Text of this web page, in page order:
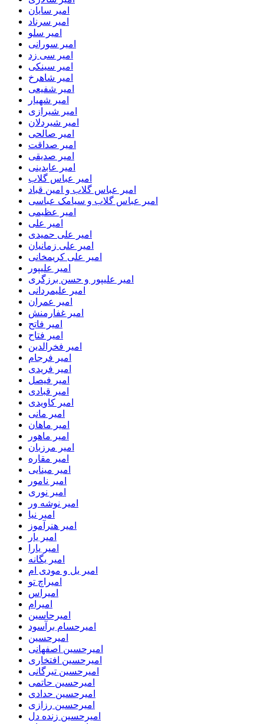
امیر سایان
امیر سرناد
امیر سلو
امیر سورانی
امیر سی زد
امیر سینکی
امیر شاهرخ
امیر شفیعی
امیر شهیار
امیر شیرازی
امیر شیردلان
امیر صالحی
امیر صداقت
امیر صدیقی
امیر عابدینی
امیر عباس گلاب
امیر عباس گلاب و امین قباد
امیر عباس گلاب و سیامک عباسی
امیر عظیمی
امیر علی
امیر علی حمیدی
امیر علی زمانیان
امیر علی کریمخانی
امیر علیپور
امیر علیپور و حسن برزگری
امیر علیمردانی
امیر عمران
امیر غفارمنش
امیر فاتح
امیر فتاح
امیر فخرالدین
امیر فرجام
امیر فریدی
امیر فیصل
امیر قبادی
امیر کاویدی
امیر مانی
امیر ماهان
امیر ماهور
امیر مرزبان
امیر مقاره
امیر مینایی
امیر نامور
امیر نوری
امیر نوشه ور
امیر نیا
امیر هنرآموز
امیر یار
امیر یارا
امیر یگانه
امیر یل و مودی ام
امیراچ تو
امیراس
امیرام
امیرحاسین
امیرحسام برآسود
امیرحسین
امیرحسین اصفهانی
امیرحسین افتخاری
امیرحسین تیرگانی
امیرحسین حاتمی
امیرحسین حدادی
امیرحسین رزازی
امیرحسین زنده دل